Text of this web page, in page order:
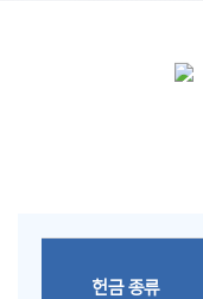
헌금 종류